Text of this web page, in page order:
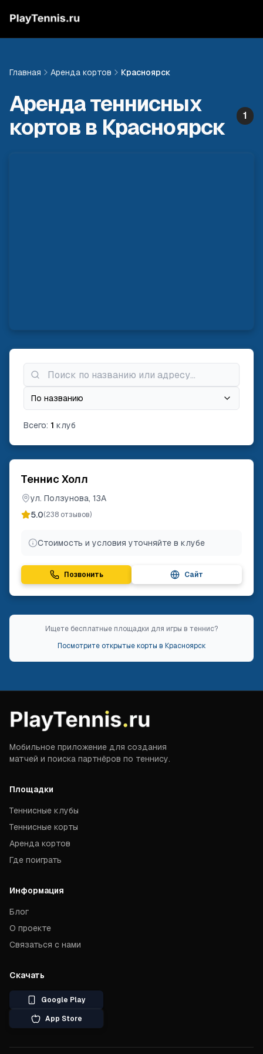
Главная Аренда кортов Красноярск
Аренда теннисных
кортов в Красноярск 1
По названию
Всего: 1 клуб
Теннис Холл
ул. Ползунова, 13А
5.0(238 отзывов)
Стоимость и условия уточняйте в клубе
Позвонить Сайт
Ищете бесплатные площадки для игры в теннис?
Посмотрите открытые корты в Красноярск
Мобильное приложение для создания
матчей и поиска партнёров по теннису.
Площадки
Теннисные клубы
Теннисные корты
Аренда кортов
Где поиграть
Информация
Блог
О проекте
Связаться с нами
Скачать
Google Play
App Store